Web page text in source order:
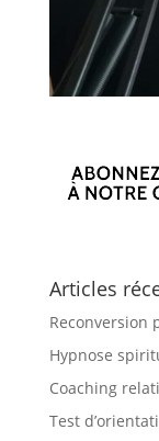
Articles
Reconversion
Hypnose
Coaching
Test